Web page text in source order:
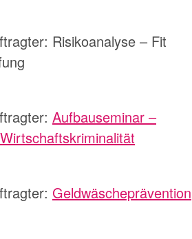
Risikoanalyse – Fit
Aufbauseminar –
Geldwäscheprävention